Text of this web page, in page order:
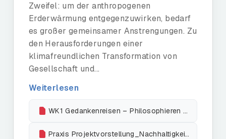
Zweifel: um der anthropogenen
Erderwärmung entgegenzuwirken, bedarf
es großer gemeinsamer Anstrengungen. Zu
den Herausforderungen einer
klimafreundlichen Transformation von
Gesellschaft und...
Weiterlesen
WK1 Gedankenreisen – Philosophieren Kinder Klima Umwelt_E.Stollreiter
Praxis Projektvorstellung_Nachhaltigkeit_fin_11_12_Hofner